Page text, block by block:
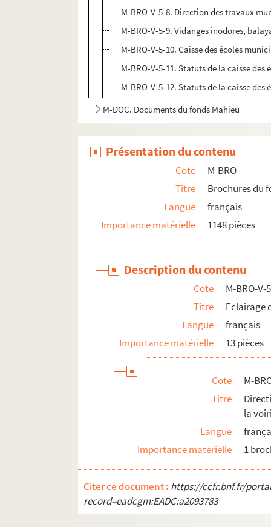
M-BRO-V-5-8. Direction des travaux
M-BRO-V-5-9. Vidanges inodores,
M-BRO-V-5-10. Caisse des écoles
M-BRO-V-5-11. Statuts de la caisse
M-BRO-V-5-12. Statuts de la caisse
M-DOC. Documents du fonds Mahieu
Présentation du contenu
Cote
M-BRO
Titre
Brochures du
Langue
français
Importance matérielle
1148 pièces
Description du contenu
Cote
M-BRO-V-5
Titre
Eclairage
Langue
français
Importance matérielle
13 pièces
Cote
M-
Titre
la
Langue
Importance matérielle
1
Citer ce document : https://ccfr.bnf.fr/
record=eadcgm:EADC:a2093783